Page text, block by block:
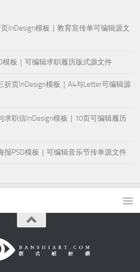
InDesign模板｜教育宣传单可编辑源文
模板｜可编辑求职履历版式源文件
折页InDesign模板｜A4与Letter可编辑源
求职信InDesign模板｜10页可编辑履历
报PSD模板｜可编辑音乐节传单源文件